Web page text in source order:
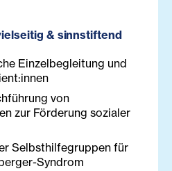
& sinnstiftend
Einzelbegleitung und
von
zur Förderung sozialer
Selbsthilfegruppen für
Syndrom